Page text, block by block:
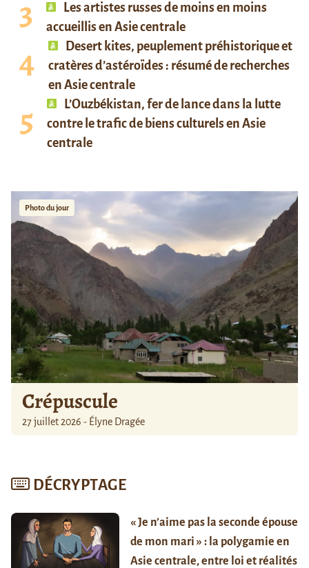
Les artistes russes de moins en moins
accueillis en Asie centrale
Desert kites, peuplement préhistorique et
cratères d’astéroïdes : résumé de recherches
en Asie centrale
L’Ouzbékistan, fer de lance dans la lutte
contre le trafic de biens culturels en Asie
centrale
Photo du jour
Crépuscule
27 juillet 2026 - Élyne Dragée
DÉCRYPTAGE
« Je n’aime pas la seconde épouse
de mon mari » : la polygamie en
Asie centrale, entre loi et réalités